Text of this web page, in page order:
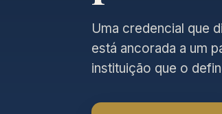
Uma credencial que
está ancorada a um
instituição que o